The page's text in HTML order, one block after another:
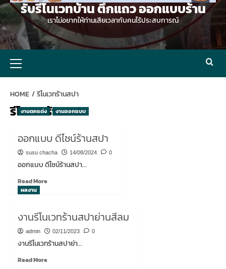
รับรีโนเวทบ้าน ตึกแถว ออกแบบร้าน
เราไม่อยากให้ท่านเสียเวลากับคนไร้ประสบการณ์
Menu
HOME รีโนเวทร้านสปา
รีโนเวทร้านสปา
งานตกแต่ง งานออกแบบ
ออกแบบ ดีไซน์ร้านสปา
susu chacha 14/08/2024 0
ออกแบบ ดีไซน์ร้านสปา...
Read MoreRead
ดี
ไซน์
สปา
ผลงาน
งานรีโนเวทร้านสปาย่านสีลม
admin 02/11/2023 0
งานรีโนเวทร้านสปาย่า...
Read MoreRead